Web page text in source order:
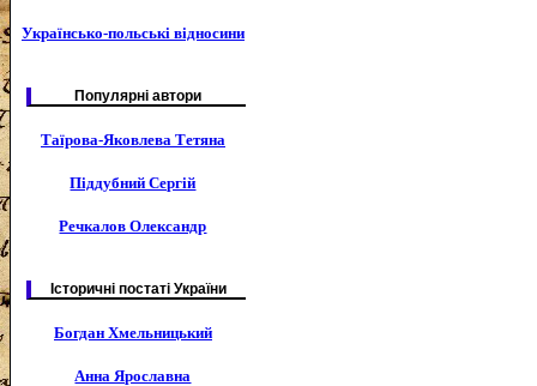
Українсько-польські відносини
Популярні автори
Таїрова-Яковлева Тетяна
Піддубний Сергій
Речкалов Олександр
Історичні постаті України
Богдан Хмельницький
Анна Ярославна